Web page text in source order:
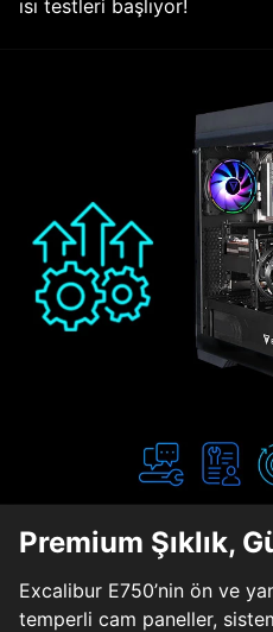
ısı testleri başlıyor!
Premium Şıklık,
Excalibur E750’nin ön ve
temperli cam paneller,